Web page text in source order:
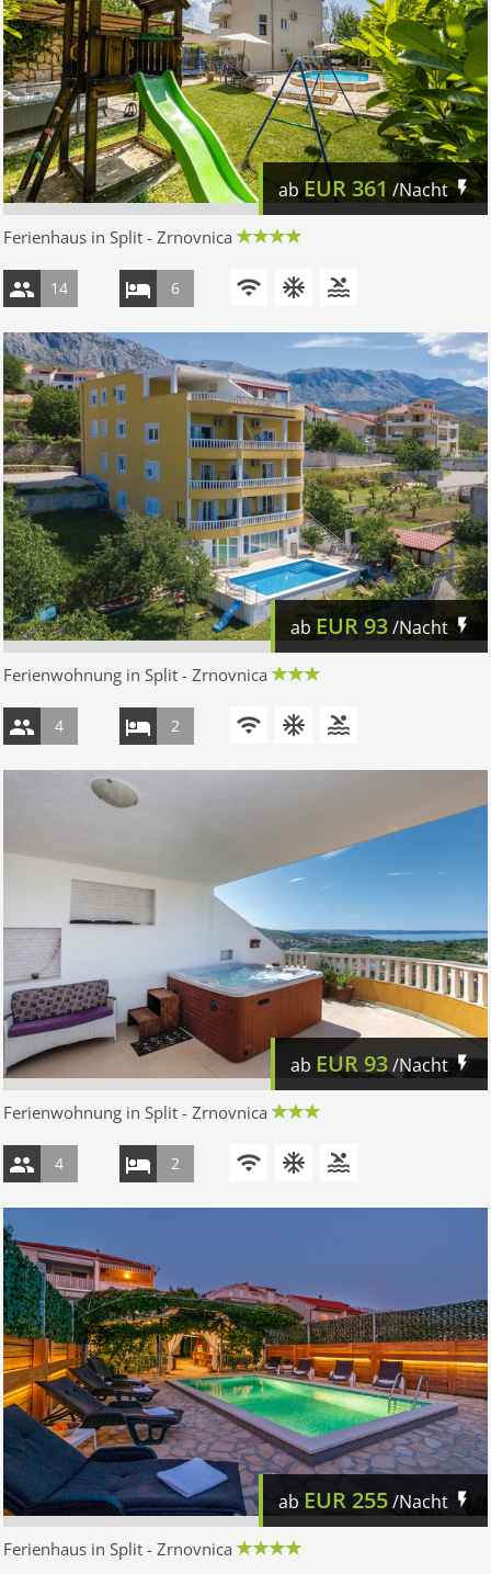
abEUR361 /Nacht
Ferienhaus in Split - Zrnovnica
14 6
ab EUR93/Nacht
Ferienwohnung in Split - Zrnovnica
4 2
ab EUR 93/Nacht
Ferienwohnung in Split - Zrnovnica
4 2
ab EUR 255/Nacht
Ferienhaus in Split - Zrnovnica